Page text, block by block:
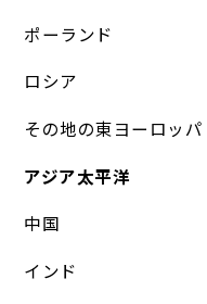
ポーランド
ロシア
その地の東ヨーロッパ
アジア太平洋
中国
インド